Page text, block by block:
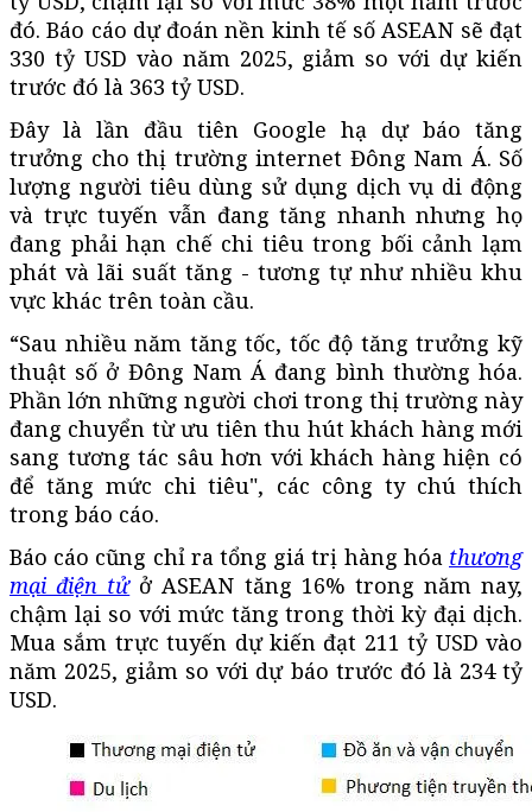
đó. Báo cáo dự đoán nền kinh tế số ASEAN sẽ đạt
330 tỷ USD vào năm 2025, giảm so với dự kiến
trước đó là 363 tỷ USD.
Đây là lần đầu tiên Google hạ dự báo tăng
trưởng cho thị trường internet Đông Nam Á. Số
lượng người tiêu dùng sử dụng dịch vụ di động
và trực tuyến vẫn đang tăng nhanh nhưng họ
đang phải hạn chế chi tiêu trong bối cảnh lạm
phát và lãi suất tăng - tương tự như nhiều khu
vực khác trên toàn cầu.
“Sau nhiều năm tăng tốc, tốc độ tăng trưởng kỹ
thuật số ở Đông Nam Á đang bình thường hóa.
Phần lớn những người chơi trong thị trường này
đang chuyển từ ưu tiên thu hút khách hàng mới
sang tương tác sâu hơn với khách hàng hiện có
để tăng mức chi tiêu", các công ty chú thích
trong báo cáo.
Báo cáo cũng chỉ ra ​​tổng giá trị hàng hóa thương
mại điện tửở ASEAN tăng 16% trong năm nay,
chậm lại so với mức tăng trong thời kỳ đại dịch.
Mua sắm trực tuyến dự kiến đạt 211 tỷ USD vào
năm 2025, giảm so với dự báo trước đó là 234 tỷ
USD.